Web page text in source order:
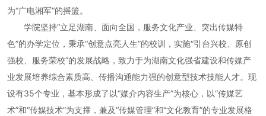
为“广电湘军”的摇篮。
学院坚持“立足湖南、面向全国，服务文化产业、突出传媒特
色”的办学定位，秉承“创意点亮人生”的校训，实施“引台兴校、原创
强校、服务荣校”的发展战略，致力于为湖南文化强省建设和传媒产
业发展培养综合素质高、传播沟通能力强的创意型技术技能人才。现
设有35个专业，基本形成了以“媒介内容生产”为核心，以“传媒艺
术”和“传媒技术”为支撑，兼及“传媒管理”和“文化教育”的专业发展格